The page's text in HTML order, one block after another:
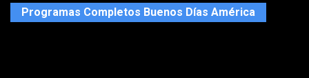
Programas Completos Buenos Días América